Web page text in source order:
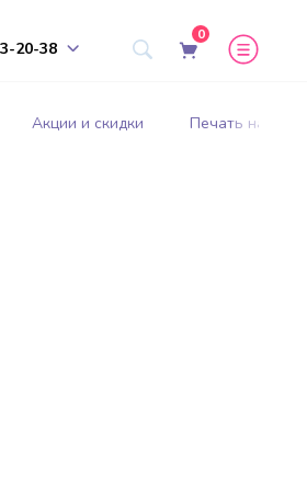
20-38
0
Акции и скидки Печать на